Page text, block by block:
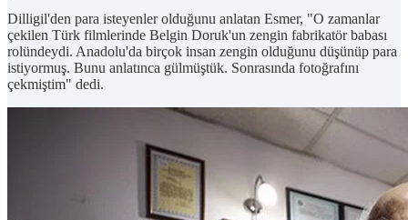
Dilligil'den para isteyenler olduğunu anlatan Esmer, "O zamanlar
çekilen Türk filmlerinde Belgin Doruk'un zengin fabrikatör babası
rolündeydi. Anadolu'da birçok insan zengin olduğunu düşünüp para
istiyormuş. Bunu anlatınca gülmüştük. Sonrasında fotoğrafını
çekmiştim" dedi.